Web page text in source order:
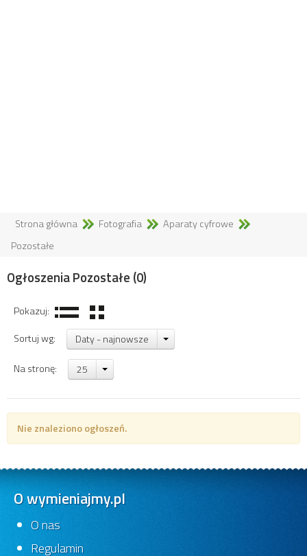
Strona główna Fotografia
Aparaty cyfrowe
Pozostałe
Ogłoszenia Pozostałe (0)
Pokazuj:
Sortuj wg:
Daty - najnowsze
Na stronę: 25
Nie znaleziono ogłoszeń.
O wymieniajmy.pl
O nas
Regulamin